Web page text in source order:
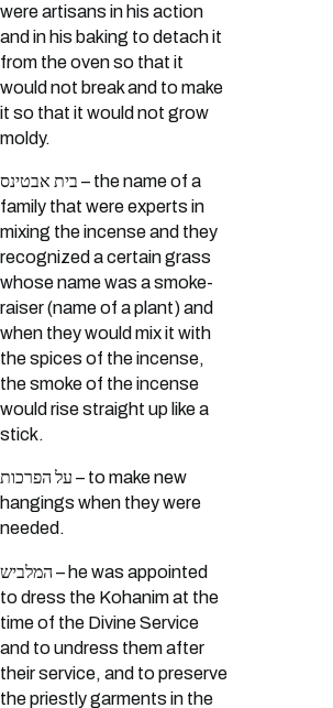
were artisans in his action
and in his baking to detach it
from the oven so that it
would not break and to make
it so that it would not grow
moldy.
בית אבטינס – the name of a
family that were experts in
mixing the incense and they
recognized a certain grass
whose name was a smoke-
raiser (name of a plant) and
when they would mix it with
the spices of the incense,
the smoke of the incense
would rise straight up like a
stick.
על הפרכות – to make new
hangings when they were
needed.
המלביש – he was appointed
to dress the Kohanim at the
time of the Divine Service
and to undress them after
their service, and to preserve
the priestly garments in the